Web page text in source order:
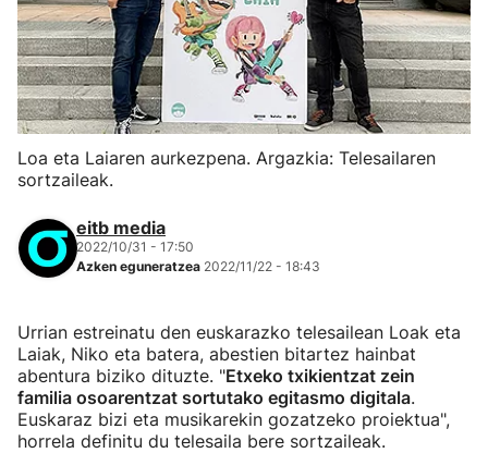
Loa eta Laiaren aurkezpena. Argazkia: Telesailaren
sortzaileak.
eitb media
2022/10/31 - 17:50
Azken eguneratzea 2022/11/22 - 18:43
Urrian estreinatu den euskarazko telesailean Loak eta
Laiak, Niko eta batera, abestien bitartez hainbat
abentura biziko dituzte. "Etxeko txikientzat zein
familia osoarentzat sortutako egitasmo digitala.
Euskaraz bizi eta musikarekin gozatzeko proiektua",
horrela definitu du telesaila bere sortzaileak.